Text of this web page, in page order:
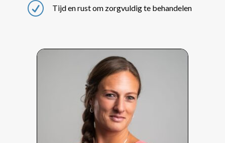
R Tijd en rust om zorgvuldig te behandelen